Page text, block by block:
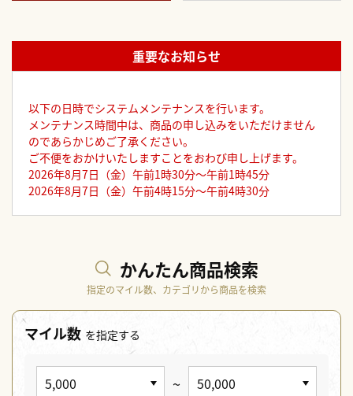
重要なお知らせ
以下の日時でシステムメンテナンスを行います。
メンテナンス時間中は、商品の申し込みをいただけません
のであらかじめご了承ください。
ご不便をおかけいたしますことをおわび申し上げます。
2026年8月7日（金）午前1時30分～午前1時45分
2026年8月7日（金）午前4時15分～午前4時30分
かんたん商品検索
指定のマイル数、カテゴリから商品を検索
マイル数 を指定する
~